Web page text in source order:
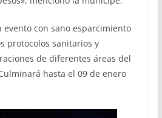
con sano esparcimiento
protocolos sanitarios y
de diferentes áreas del
hasta el 09 de enero